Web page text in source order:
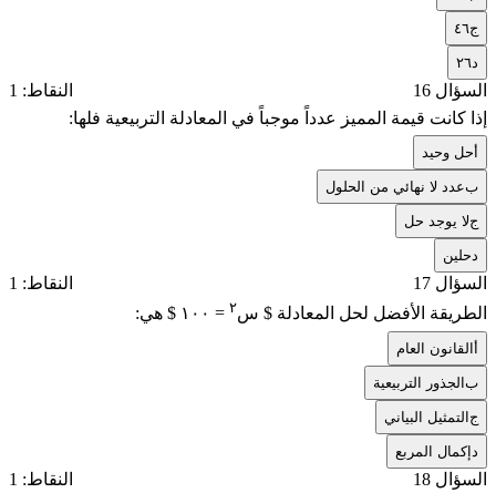
ج٤٦
٢٦
السؤال 16
النقاط: 1
إذا كانت قيمة المميز عدداً موجباً في المعادلة التربيعية فلها:
حل وحيد
بعدد لا نهائي من الحلول
جلا يوجد حل
حلين
السؤال 17
النقاط: 1
الطريقة الأفضل لحل المعادلة $ س ٢= ١٠٠ $ هي:
القانون العام
بالجذور التربيعية
جالتمثيل البياني
إكمال المربع
السؤال 18
النقاط: 1